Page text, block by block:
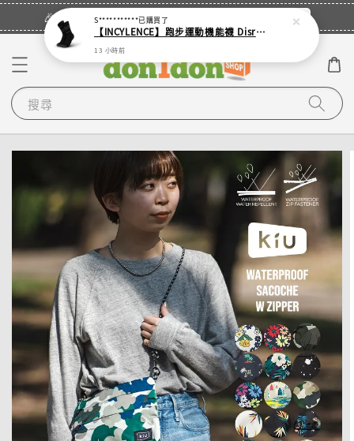
🎉登入會員・領取您的專屬折扣券！ 立即登入
搜尋
S***********已購買了
【INCYLENCE】跑步運動機能襪 Disrupts Black
13 小時前